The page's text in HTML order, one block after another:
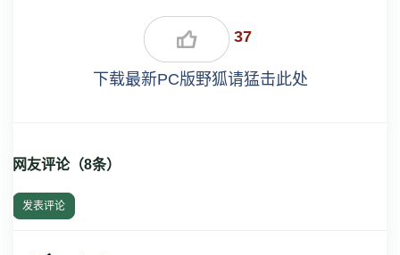
37
下载最新PC版野狐请猛击此处
网友评论（8条）
发表评论